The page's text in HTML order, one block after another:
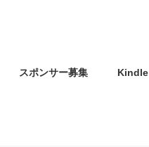
スポンサー募集 Kindle